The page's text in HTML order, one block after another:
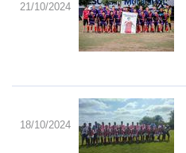
21/10/2024
18/10/2024